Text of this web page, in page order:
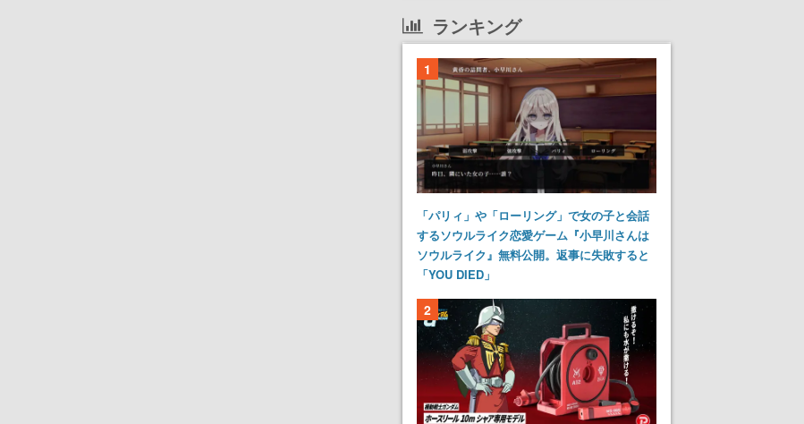
ランキング
1
「パリィ」や「ローリング」で女の子と会話
するソウルライク恋愛ゲーム『小早川さんは
ソウルライク』無料公開。返事に失敗すると
「YOU DIED」
2